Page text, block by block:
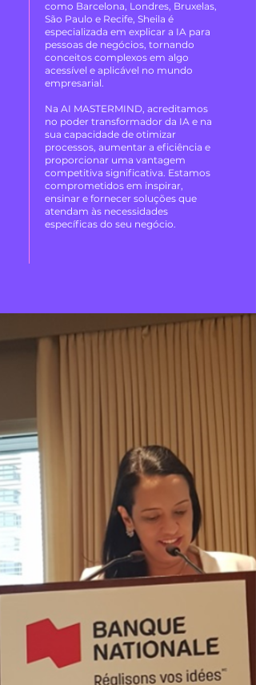
como Barcelona, Londres, Bruxelas,
São Paulo e Recife, Sheila é
especializada em explicar a IA para
pessoas de negócios, tornando
conceitos complexos em algo
acessível e aplicável no mundo
empresarial.
Na AI MASTERMIND, acreditamos
no poder transformador da IA e na
sua capacidade de otimizar
processos, aumentar a eficiência e
proporcionar uma vantagem
competitiva significativa. Estamos
comprometidos em inspirar,
ensinar e fornecer soluções que
atendam às necessidades
específicas do seu negócio.